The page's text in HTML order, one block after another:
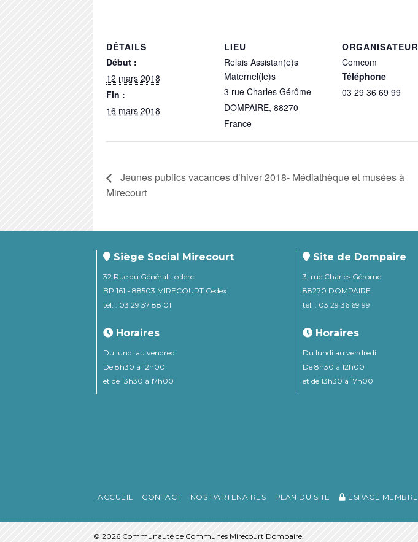
DÉTAILS
Début :
12 mars 2018
Fin :
16 mars 2018
LIEU
Relais Assistan(e)s
Maternel(le)s
3 rue Charles Gérôme
DOMPAIRE, 88270
France
ORGANISATEUR
Comcom
Téléphone
03 29 36 69 99
Jeunes publics vacances d’hiver 2018- Médiathèque et musées à
Mirecourt
Siège Social Mirecourt
32 Rue du Général Leclerc
BP 161 - 88503 MIRECOURT Cedex
tél. : 03 29 37 88 01
Horaires
Du lundi au vendredi
De 8h30 à 12h00
et de 13h30 à 17h00
Site de Dompaire
3, rue Charles Gérome
88270 DOMPAIRE
tél. : 03 29 36 69 99
Horaires
Du lundi au vendredi
De 8h30 à 12h00
et de 13h30 à 17h00
ACCUEIL CONTACT NOS PARTENAIRES PLAN DU SITE ESPACE MEMBRE
© 2026 Communauté de Communes Mirecourt Dompaire.